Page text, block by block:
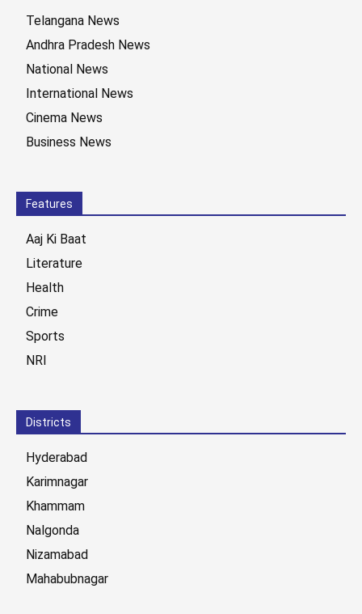
Telangana News
Andhra Pradesh News
National News
International News
Cinema News
Business News
Features
Aaj Ki Baat
Literature
Health
Crime
Sports
NRI
Districts
Hyderabad
Karimnagar
Khammam
Nalgonda
Nizamabad
Mahabubnagar